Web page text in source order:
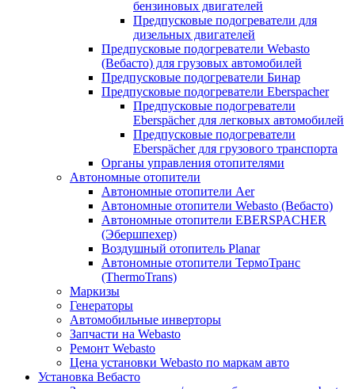
бензиновых двигателей
Предпусковые подогреватели для
дизельных двигателей
Предпусковые подогреватели Webasto
(Вебасто) для грузовых автомобилей
Предпусковые подогреватели Бинар
Предпусковые подогреватели Eberspacher
Предпусковые подогреватели
Eberspächer для легковых автомобилей
Предпусковые подогреватели
Eberspächer для грузового транспорта
Органы управления отопителями
Автономные отопители
Автономные отопители Аer
Автономные отопители Webasto (Вебасто)
Автономные отопители EBERSPACHER
(Эбершпехер)
Воздушный отопитель Planar
Автономные отопители ТермоТранс
(ThermoTrans)
Маркизы
Генераторы
Автомобильные инверторы
Запчасти на Webasto
Ремонт Webasto
Цена установки Webasto по маркам авто
Установка Вебасто